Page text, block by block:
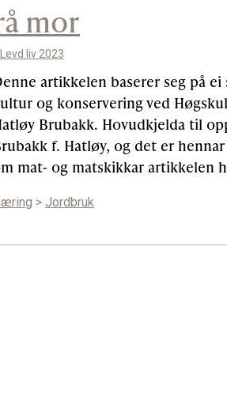
mor
Levd liv 2023
artikkelen baserer seg på
og konservering ved
Brubakk. Hovudkjelda til
f. Hatløy, og det er
mat- og matskikkar artikkelen
> Jordbruk